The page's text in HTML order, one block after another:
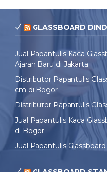
GLASSBOARD
Jual Papantulis Kaca
Ajaran Baru di Jakarta
Distributor Papantulis
cm di Bogor
Distributor Papantulis
Jual Papantulis Kaca
di Bogor
Jual Papantulis